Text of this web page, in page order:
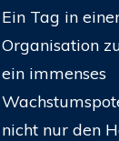
Ein Tag in
Organisation
ein immenses
nicht nur den